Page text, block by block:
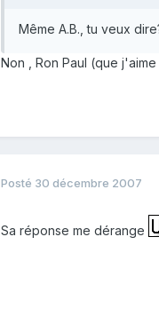
Même A.B., tu veux
Non , Ron Paul (que
Posté 30 décembre 2007
Sa réponse me dérange